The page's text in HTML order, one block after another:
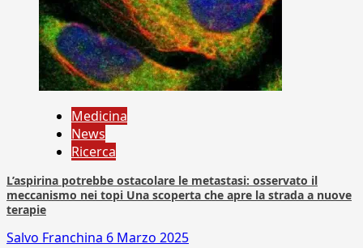
Medicina
News
Ricerca
L’aspirina potrebbe ostacolare le metastasi: osservato il
meccanismo nei topi Una scoperta che apre la strada a nuove
terapie
Salvo Franchina 6 Marzo 2025